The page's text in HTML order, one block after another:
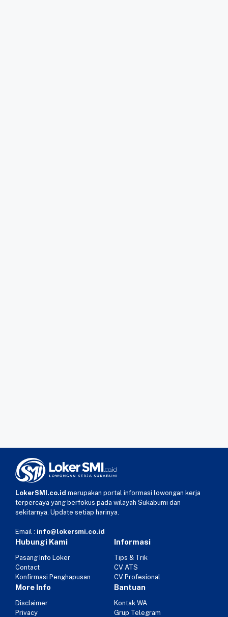
LokerSMI.co.id merupakan portal informasi lowongan kerja
terpercaya yang berfokus pada wilayah Sukabumi dan
sekitarnya. Update setiap harinya.
Email : info@lokersmi.co.id
Hubungi Kami
Pasang Info Loker
Contact
Konfirmasi Penghapusan
Informasi
Tips & Trik
CV ATS
CV Profesional
More Info
Disclaimer
Privacy
Bantuan
Kontak WA
Grup Telegram